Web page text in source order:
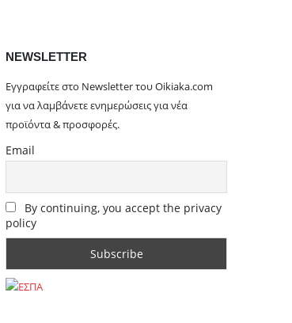
NEWSLETTER
Εγγραφείτε στο Newsletter του Oikiaka.com
για να λαμβάνετε ενημερώσεις για νέα
προϊόντα & προσφορές.
Email
By continuing, you accept the privacy
policy